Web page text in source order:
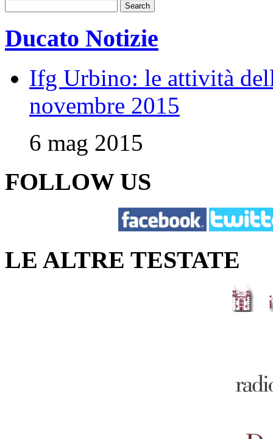
Ducato Notizie
Ifg Urbino: le attività
novembre 2015
6 mag 2015
FOLLOW US
LE ALTRE TESTATE